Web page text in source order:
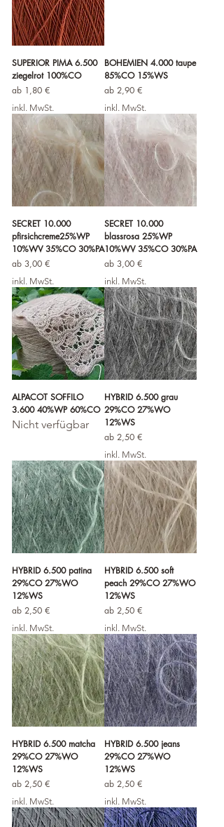
SUPERIOR PIMA 6.500
ziegelrot 100%CO
ab 1,80 €
Sale-Preis
inkl. MwSt.
BOHEMIEN 4.000 taupe
85%CO 15%WS
ab 2,90 €
Sale-Preis
inkl. MwSt.
SECRET 10.000
pfirsichcreme25%WP
10%WV 35%CO 30%PA
ab 3,00 €
Sale-Preis
inkl. MwSt.
SECRET 10.000
blassrosa 25%WP
10%WV 35%CO 30%PA
ab 3,00 €
Sale-Preis
inkl. MwSt.
ALPACOT SOFFILO
3.600 40%WP 60%CO
Nicht verfügbar
HYBRID 6.500 grau
29%CO 27%WO
12%WS
ab 2,50 €
Sale-Preis
inkl. MwSt.
HYBRID 6.500 patina
29%CO 27%WO
12%WS
ab 2,50 €
Sale-Preis
inkl. MwSt.
HYBRID 6.500 soft
peach 29%CO 27%WO
12%WS
ab 2,50 €
Sale-Preis
inkl. MwSt.
HYBRID 6.500 matcha
29%CO 27%WO
12%WS
ab 2,50 €
Sale-Preis
inkl. MwSt.
HYBRID 6.500 jeans
29%CO 27%WO
12%WS
ab 2,50 €
Sale-Preis
inkl. MwSt.